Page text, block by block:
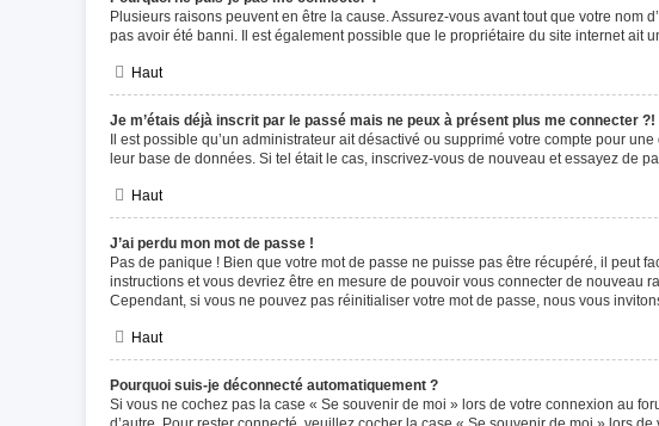
Plusieurs raisons peuvent en être la cause. Assurez-vous avant tout que votre nom
pas avoir été banni. Il est également possible que le propriétaire du site internet ait
Haut
Je m’étais déjà inscrit par le passé mais ne peux à présent plus me connecter ?!
Il est possible qu’un administrateur ait désactivé ou supprimé votre compte pour
leur base de données. Si tel était le cas, inscrivez-vous de nouveau et essayez de
Haut
J’ai perdu mon mot de passe !
Pas de panique ! Bien que votre mot de passe ne puisse pas être récupéré, il peut
instructions et vous devriez être en mesure de pouvoir vous connecter de nouveau
Cependant, si vous ne pouvez pas réinitialiser votre mot de passe, nous vous
Haut
Pourquoi suis-je déconnecté automatiquement ?
Si vous ne cochez pas la case « Se souvenir de moi » lors de votre connexion au